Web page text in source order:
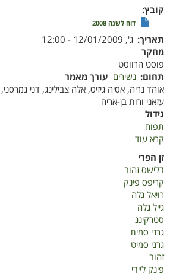
קובץ
דוח לשנה 2008
תאריך ג', 12/01/2009 - 12:00
מחקר
פוסט הרווסט
תחום נשירים עורך מאמר
אוהד נריה, אסיה גיזיס, אלה צבילינג, דני
עזאני ורות בן-אריה
גידול
תפוח
קרא עוד
תפוח
זן הפרי
דלישס זהוב
קריפס פינק
רויאל גלה
גייל גלה
סטרקינג
גרני סמית
גרני סמיט
זהוב
פינק ליידי